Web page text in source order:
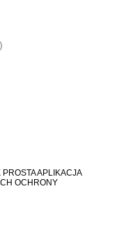
APLIKACJA
OCHRONY